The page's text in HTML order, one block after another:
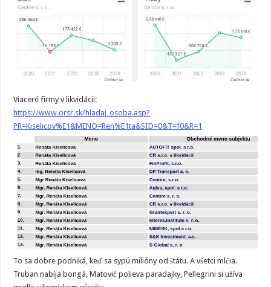
Viaceré firmy v likvidácii:
https://www.orsr.sk/hladaj_osoba.asp?
PR=Kiselicov%E1&MENO=Ren%E1ta&SID=0&T=f0&R=1
To sa dobre podniká, keď sa sypú milióny od štátu. A všetci mlčia.
Truban nabíja bongá, Matovič polieva paradajky, Pellegrini si užíva